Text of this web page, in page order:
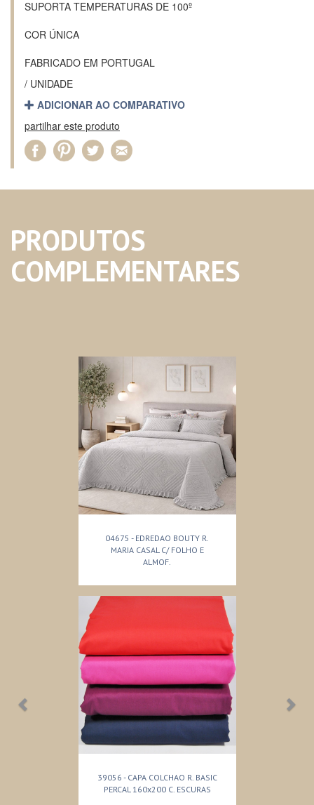
SUPORTA TEMPERATURAS DE 100º
COR ÚNICA
FABRICADO EM PORTUGAL
/ UNIDADE
ADICIONAR AO COMPARATIVO
partilhar este produto
PRODUTOS
COMPLEMENTARES
04675 - EDREDAO BOUTY R.
MARIA CASAL C/ FOLHO E
ALMOF.
39056 - CAPA COLCHAO R. BASIC
PERCAL 160x200 C. ESCURAS